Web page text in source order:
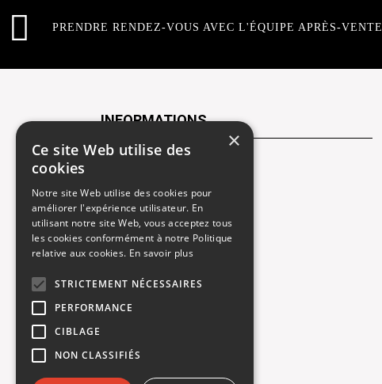
PRENDRE RENDEZ-VOUS AVEC L'ÉQUIPE APRÈS-VENTE
INFORMATIONS
Recrutement
Rendez-vous atelier
Mentions légales
×
Ce site Web utilise des
cookies
Notre site Web utilise des cookies pour
améliorer l'expérience utilisateur. En
utilisant notre site Web, vous acceptez tous
les cookies conformément à notre Politique
relative aux cookies. En savoir plus
STRICTEMENT NÉCESSAIRES
PERFORMANCE
CIBLAGE
NON CLASSIFIÉS